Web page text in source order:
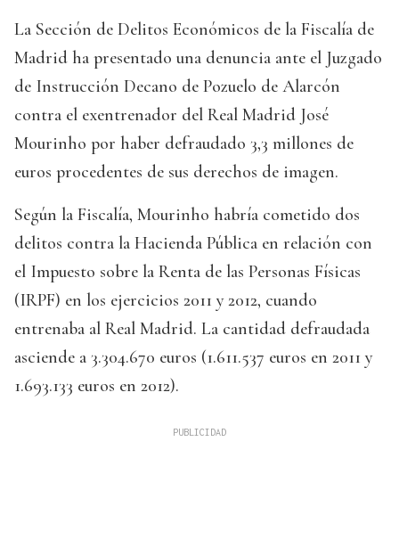
La Sección de Delitos Económicos de la Fiscalía de
Madrid ha presentado una denuncia ante el Juzgado
de Instrucción Decano de Pozuelo de Alarcón
contra el exentrenador del Real Madrid José
Mourinho por haber defraudado 3,3 millones de
euros procedentes de sus derechos de imagen.
Según la Fiscalía, Mourinho habría cometido dos
delitos contra la Hacienda Pública en relación con
el Impuesto sobre la Renta de las Personas Físicas
(IRPF) en los ejercicios 2011 y 2012, cuando
entrenaba al Real Madrid. La cantidad defraudada
asciende a 3.304.670 euros (1.611.537 euros en 2011 y
1.693.133 euros en 2012).